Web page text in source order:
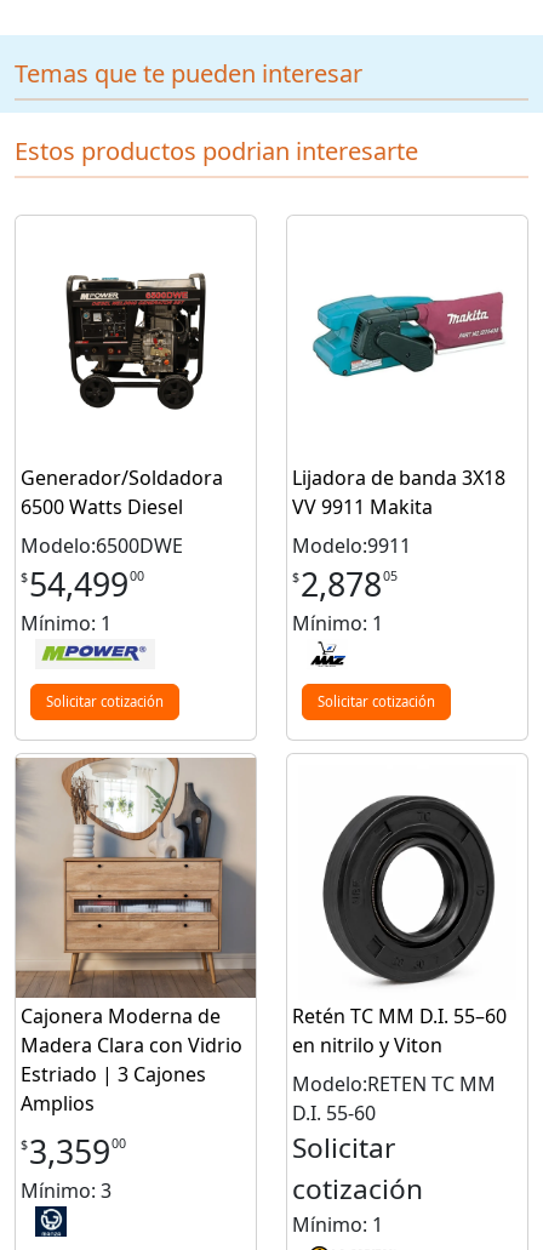
Temas que te pueden interesar
Estos productos podrian interesarte
Generador/Soldadora
6500 Watts Diesel
Modelo:6500DWE
$54,49900
Mínimo: 1
Solicitar cotización
Lijadora de banda 3X18
VV 9911 Makita
Modelo:9911
$2,87805
Mínimo: 1
Solicitar cotización
Cajonera Moderna de
Madera Clara con Vidrio
Estriado | 3 Cajones
Amplios
$3,35900
Mínimo: 3
Retén TC MM D.I. 55–60
en nitrilo y Viton
Modelo:RETEN TC MM
D.I. 55-60
Solicitar
cotización
Mínimo: 1